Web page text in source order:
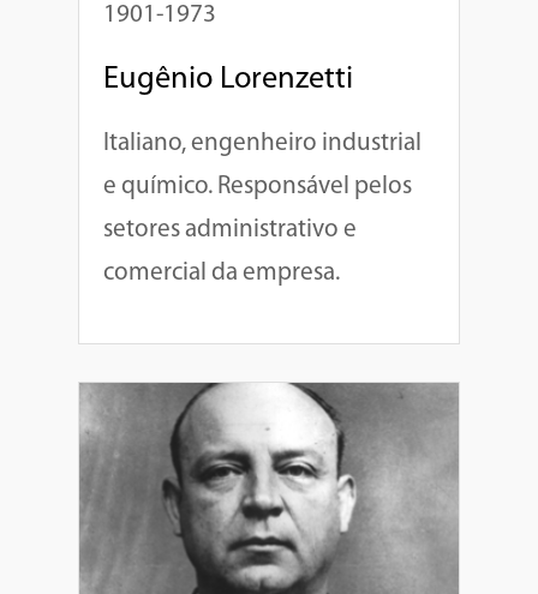
1901-1973
Eugênio Lorenzetti
Italiano, engenheiro industrial
e químico. Responsável pelos
setores administrativo e
comercial da empresa.